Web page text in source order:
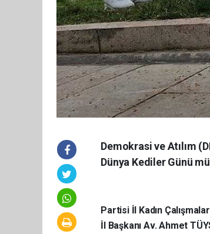
Demokrasi ve Atılım
Dünya Kediler Günü
Partisi İl Kadın
İl Başkanı Av. Ahmet